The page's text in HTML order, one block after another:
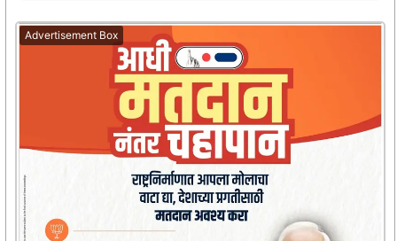
Advertisement Box